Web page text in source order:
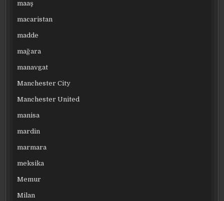
maaş
macaristan
madde
mağara
manavgat
Manchester City
Manchester United
manisa
mardin
marmara
meksika
Memur
Milan